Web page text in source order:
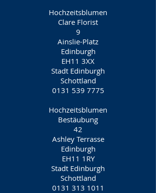
Hochzeitsblumen
Clare Florist
9
Ainslie-Platz
Edinburgh
EH11 3XX
Stadt Edinburgh
Schottland
0131 539 7775
Hochzeitsblumen
Bestäubung
42
Ashley Terrasse
Edinburgh
EH11 1RY
Stadt Edinburgh
Schottland
0131 313 1011